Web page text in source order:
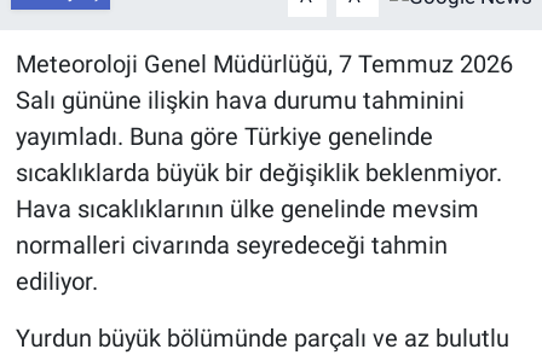
Meteoroloji Genel Müdürlüğü, 7 Temmuz 2026
Salı gününe ilişkin hava durumu tahminini
yayımladı. Buna göre Türkiye genelinde
sıcaklıklarda büyük bir değişiklik beklenmiyor.
Hava sıcaklıklarının ülke genelinde mevsim
normalleri civarında seyredeceği tahmin
ediliyor.
Yurdun büyük bölümünde parçalı ve az bulutlu